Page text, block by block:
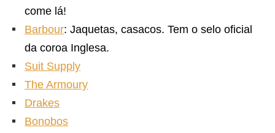
come lá!
Barbour: Jaquetas, casacos. Tem o selo oficial
da coroa Inglesa.
Suit Supply
The Armoury
Drakes
Bonobos